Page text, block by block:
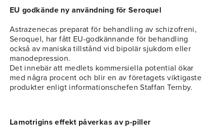
EU godkände ny användning för Seroquel
Astrazenecas preparat för behandling av schizofreni,
Seroquel, har fått EU-godkännande för behandling
också av maniska tillstånd vid bipolär sjukdom eller
manodepression.
Det innebär att medlets kommersiella potential ökar
med några procent och blir en av företagets viktigaste
produkter enligt informationschefen Staffan Ternby.
Lamotrigins effekt påverkas av p-piller